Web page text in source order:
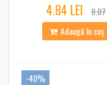
4.84 LEI 8.07
Adaugă în coș
-40%